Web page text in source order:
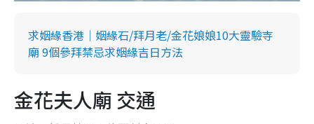
求姻緣香港｜姻緣石/拜月老/金花娘娘10大靈驗寺
廟 9個參拜禁忌求姻緣吉日方法
金花夫人廟 交通